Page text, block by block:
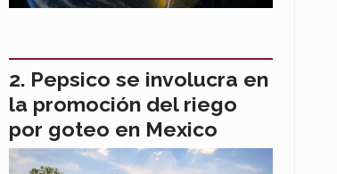
Pepsico se involucra en
la promoción del riego
por goteo en Mexico